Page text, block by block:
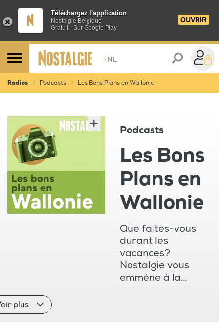
Téléchargez l'application
Nostalgie Belgique
Gratuit - Sur Google Play
OUVRIR
> NL
Radios Podcasts Les Bons Plans en Wallonie
Podcasts
Les Bons
Plans en
Wallonie
Que faites-vous
durant les
vacances?
Nostalgie vous
emmène à la
plus